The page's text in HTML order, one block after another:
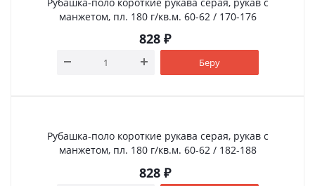
манжетом, пл. 180 г/кв.м. 60-62 / 170-176
828 ₽
Беру
Рубашка-поло короткие рукава серая, рукав с
манжетом, пл. 180 г/кв.м. 60-62 / 182-188
828 ₽